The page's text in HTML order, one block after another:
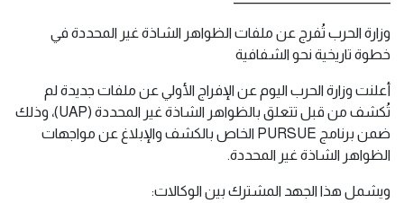
وزارة الحرب تُفرج عن ملفات الظواهر الشاذة غير المحددة في
خطوة تاريخية نحو الشفافية
أعلنت وزارة الحرب اليوم عن الإفراج الأولي عن ملفات جديدة لم
تُكشف من قبل تتعلق بالظواهر الشاذة غير المحددة (UAP)، وذلك
ضمن برنامج PURSUE الخاص بالكشف والإبلاغ عن مواجهات
الظواهر الشاذة غير المحددة.
ويشمل هذا الجهد المشترك بين الوكالات: